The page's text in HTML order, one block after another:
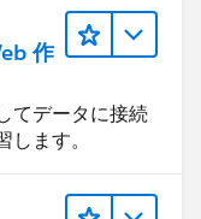
作
てデータに接続
ます。